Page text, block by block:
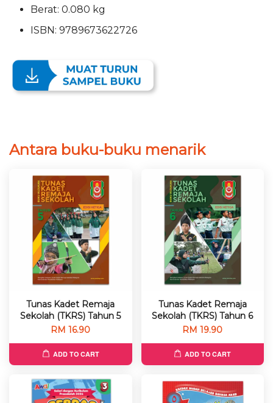
Berat: 0.080 kg
ISBN: 9789673622726
Antara buku-buku menarik
Tunas Kadet Remaja
Sekolah (TKRS) Tahun 5
RM 16.90
ADD TO CART
Tunas Kadet Remaja
Sekolah (TKRS) Tahun 6
RM 19.90
ADD TO CART